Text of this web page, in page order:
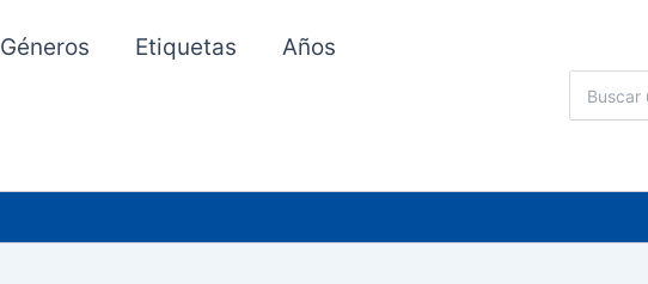
Géneros Etiquetas Años
por: